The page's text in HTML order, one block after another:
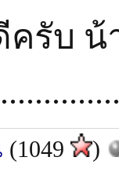
ครับ น้
(1049 )